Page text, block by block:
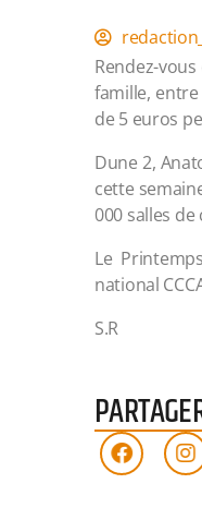
Rendez-
famille,
de 5 euros
Dune 2,
cette
000 salles de
Le
national
S.R